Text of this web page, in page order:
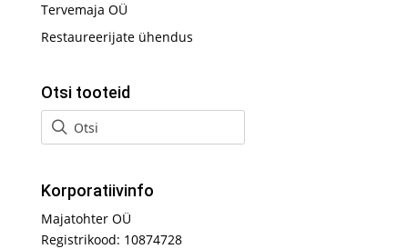
Tervemaja OÜ
Restaureerijate ühendus
Otsi tooteid
Korporatiivinfo
Majatohter OÜ
Registrikood: 10874728